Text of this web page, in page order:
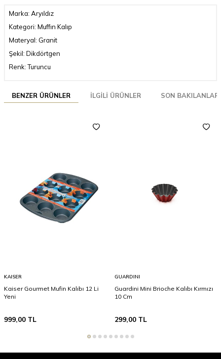
Marka: Aryıldız
Kategori: Muffın Kalıp
Materyal: Granit
Şekil: Dikdörtgen
Renk: Turuncu
BENZER ÜRÜNLER İLGILI ÜRÜNLER SON BAKILANLAR
KAISER
Kaiser Gourmet Mufin Kalıbı 12 Li
Yeni
999,00 TL
GUARDINI
Guardini Mini Brioche Kalıbı Kırmızı
10 Cm
299,00TL